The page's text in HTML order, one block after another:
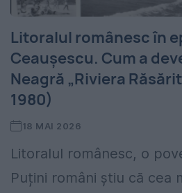
Litoralul românesc în
Ceaușescu. Cum a
Neagră „Riviera
1980)
18 MAI 2026
Litoralul românesc, o
Puțini români știu că cea